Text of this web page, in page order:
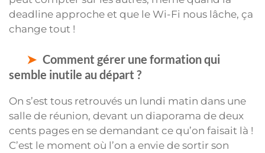
deadline approche et que le Wi-Fi nous lâche, ça
change tout !
Comment gérer une formation qui
semble inutile au départ ?
On s’est tous retrouvés un lundi matin dans une
salle de réunion, devant un diaporama de deux
cents pages en se demandant ce qu’on faisait là !
C’est le moment où l’on a envie de sortir son